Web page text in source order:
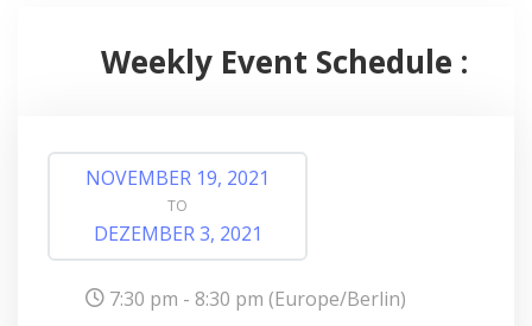
Weekly Event Schedule :
NOVEMBER 19, 2021
TO
DEZEMBER 3, 2021
7:30 pm - 8:30 pm (Europe/Berlin)